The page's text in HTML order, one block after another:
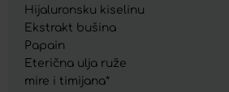
Hijaluronsku kiselinu
Ekstrakt bušina
Papain
Eterična ulja ruže
mire i timijana*